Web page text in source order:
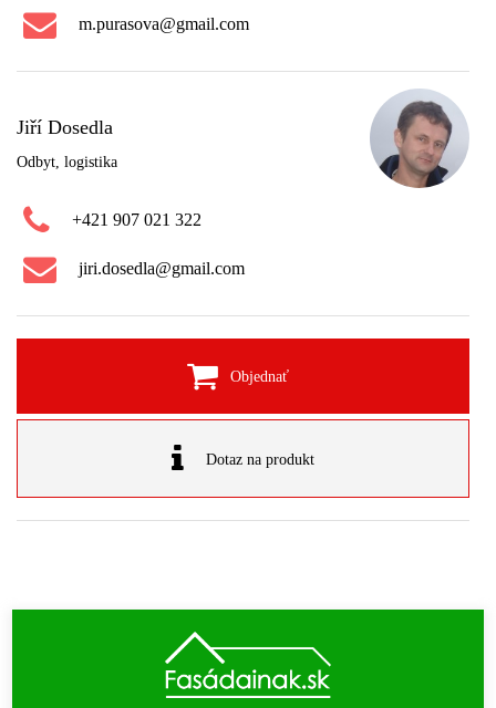
m.purasova@gmail.com
Jiří Dosedla
Odbyt, logistika
+421 907 021 322
jiri.dosedla@gmail.com
Objednať
Dotaz na produkt